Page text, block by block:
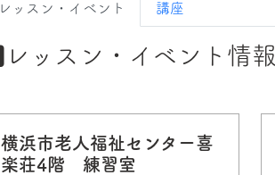
レッスン・イベント 講座
レッスン・イベント情報
横浜市老人福祉センター喜
楽荘4階 練習室